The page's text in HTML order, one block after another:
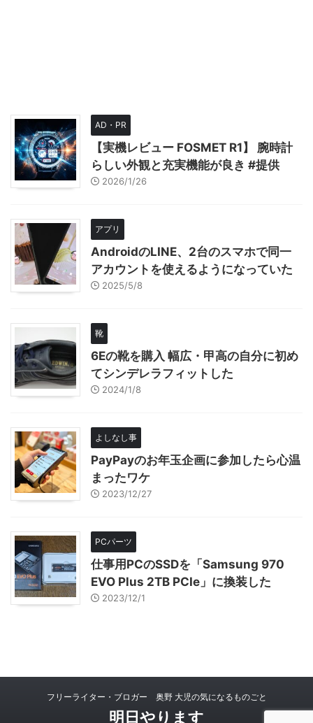
AD・PR
【実機レビュー FOSMET R1】 腕時計
らしい外観と充実機能が良き #提供
2026/1/26
アプリ
AndroidのLINE、2台のスマホで同一
アカウントを使えるようになっていた
2025/5/8
靴
6Eの靴を購入 幅広・甲高の自分に初め
てシンデレラフィットした
2024/1/8
よしなし事
PayPayのお年玉企画に参加したら心温
まったワケ
2023/12/27
PCパーツ
仕事用PCのSSDを「Samsung 970
EVO Plus 2TB PCIe」に換装した
2023/12/1
フリーライター・ブロガー 奥野 大児の気になるものごと
明日やります